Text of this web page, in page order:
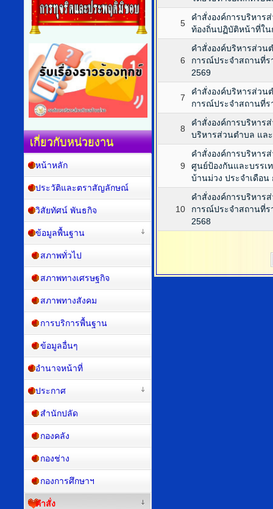
5
คำสั่งองค์การบริหาร
ท้องถิ่นปฏิบัติหน้าที่ใ
6
คำสั่งองค์บริหารส่วน
การณ์ประจำสถานที่ร
2569
7
คำสั่งองค์บริหารส่วน
การณ์ประจำสถานที่ร
8
คำสั่งองค์การบริหาร
บริหารส่วนตำบล แล
9
คำสั่งองค์การบริหาร
ศูนย์ป้องกันและบรรเ
บ้านม่วง ประจำเดือน
10
คำสั่งองค์การบริหาร
การณ์ประจำสถานที่ร
2568
เกี่ยวกับหน่วยงาน
หน้าหลัก
ประวัติและตราสัญลักษณ์
วิสัยทัศน์ พันธกิจ
ข้อมูลพื้นฐาน
สภาพทั่วไป
สภาพทางเศรษฐกิจ
สภาพทางสังคม
การบริการพื้นฐาน
ข้อมูลอื่นๆ
อำนาจหน้าที่
ประกาศ
สำนักปลัด
กองคลัง
กองช่าง
กองการศึกษาฯ
คำสั่ง